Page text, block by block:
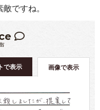
ですね。
画像で表示
で表示